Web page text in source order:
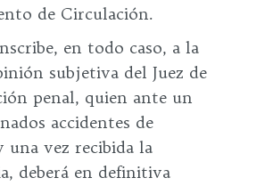
de Circulación.
en todo caso, a la
subjetiva del Juez de
penal, quien ante un
accidentes de
una vez recibida la
deberá en definitiva